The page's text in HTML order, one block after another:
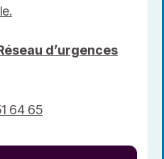
d’urgences
64 65